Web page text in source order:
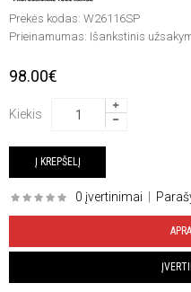
Prekės kodas: W26116SP
Prieinamumas: Išankstinis
98.00€
Kiekis
0 įvertinimai